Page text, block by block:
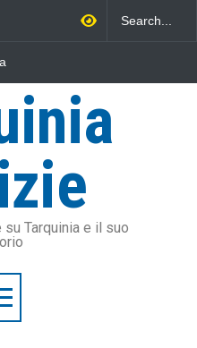
"una
Viterbo uniti nella
mare
Tarquinia e il suo